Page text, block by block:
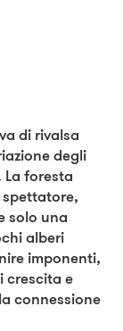
di rivalsa
degli
foresta
solo una
alberi
imponenti,
crescita e
connessione